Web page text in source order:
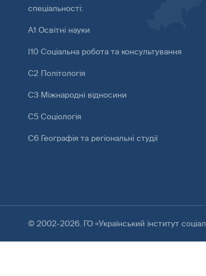
спеціальності:
А1 Освітні науки
І10 Соціальна робота та консультування
С2 Політологія
С3 Міжнародні відносини
С5 Соціологія
С6 Географія та регіональні студії
© 2002-2026. ГО «Український інститут